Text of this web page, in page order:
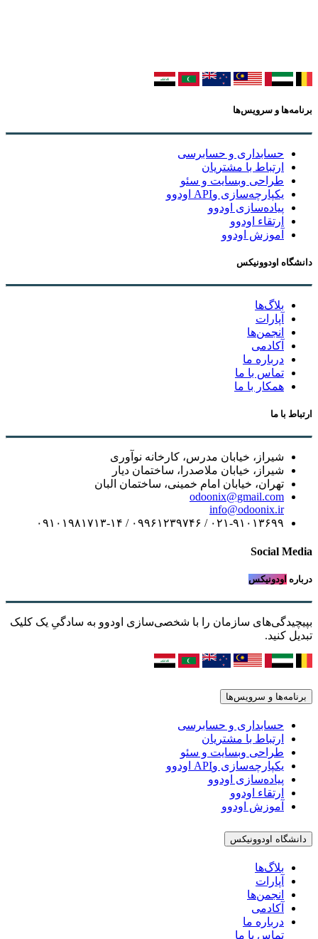
برنامه‌ها و سرویس‌ها
حسابداری و حسابرسی
ارتباط با مشتریان
طراحی وبسایت و سئو
یکپارچه‌سازی وAPI اودوو
پیاده‌سازی اودوو
ارتقاء اودوو
آموزش اودوو
دانشگاه اودوونیکس
بلاگ‌ها
آپارات
انجمن‌ها
آکادمی
درباره ما
تماس با ما
همکار با ما
ارتباط با ما
شیراز، خیابان مدرس، کارخانه نوآوری
شیراز، خیابان ملاصدرا، ساختمان دیار
تهران، خیابان امام خمینی، ساختمان البان
odoonix@gmail.com
info@odoonix.ir
۰۲۱-۹۱۰۱۳۶۹۹ / ۰۹۹۶۱۲۳۹۷۴۶ / ۰۹۱۰۱۹۸۱۷۱۳-۱۴
Social Media
درباره اودونیکس
بپیچیدگی‌های سازمان را با شخصی‌سازی اودوو به سادگیِ یک کلیک
تبدیل کنید.
برنامه‌ها و سرویس‌ها
حسابداری و حسابرسی
ارتباط با مشتریان
طراحی وبسایت و سئو
یکپارچه‌سازی وAPI اودوو
پیاده‌سازی اودوو
ارتقاء اودوو
آموزش اودوو
دانشگاه اودوونیکس
بلاگ‌ها
آپارات
انجمن‌ها
آکادمی
درباره ما
تماس با ما